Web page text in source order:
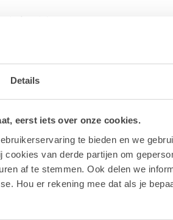
Details
eerst iets over onze cookies.
te bieden en we
van derde partijen om
af te stemmen. Ook delen we
Hou er rekening mee dat als je
af te sluiten om
bij een
voor een